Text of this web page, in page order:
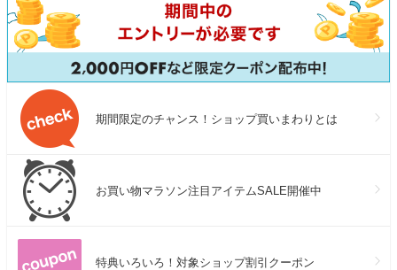
期間限定のチャンス！ショップ買いまわりとは
お買い物マラソン注目アイテムSALE開催中
特典いろいろ！対象ショップ割引クーポン